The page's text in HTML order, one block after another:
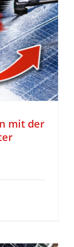
mit der